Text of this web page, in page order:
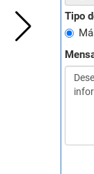
Tipo